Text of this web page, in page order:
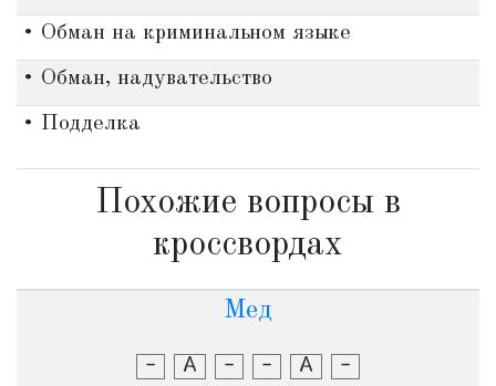
• Обман на криминальном языке
• Обман, надувательство
• Подделка
Похожие вопросы в
кроссвордах
Мед
- А - - А -